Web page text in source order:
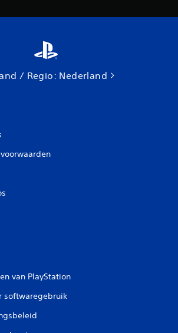
/ Regio: Nederland
van PlayStation
softwaregebruik